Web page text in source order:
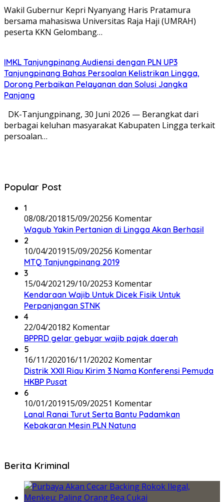
Wakil Gubernur Kepri Nyanyang Haris Pratamura
bersama mahasiswa Universitas Raja Haji (UMRAH)
peserta KKN Gelombang…
IMKL Tanjungpinang Audiensi dengan PLN UP3
Tanjungpinang Bahas Persoalan Kelistrikan Lingga,
Dorong Perbaikan Pelayanan dan Solusi Jangka
Panjang
DK-Tanjungpinang, 30 Juni 2026 — Berangkat dari
berbagai keluhan masyarakat Kabupaten Lingga terkait
persoalan…
Popular Post
1
08/08/201815/09/20256 Komentar
Wagub Yakin Pertanian di Lingga Akan Berhasil
2
10/04/201915/09/20256 Komentar
MTQ Tanjungpinang 2019
3
15/04/202129/10/20253 Komentar
Kendaraan Wajib Untuk Dicek Fisik Untuk
Perpanjangan STNK
4
22/04/20182 Komentar
BPPRD gelar gebyar wajib pajak daerah
5
16/11/202016/11/20202 Komentar
Distrik XXII Riau Kirim 3 Nama Konferensi Pemuda
HKBP Pusat
6
10/01/201915/09/20251 Komentar
Lanal Ranai Turut Serta Bantu Padamkan
Kebakaran Mesin PLN Natuna
Berita Kriminal